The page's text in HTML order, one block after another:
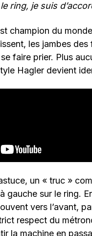
ring, je suis
champion du
les jambes
faire prier. Plus
Hagler devient
un « truc »
gauche sur le ring.
vers l’avant,
respect du
la machine en